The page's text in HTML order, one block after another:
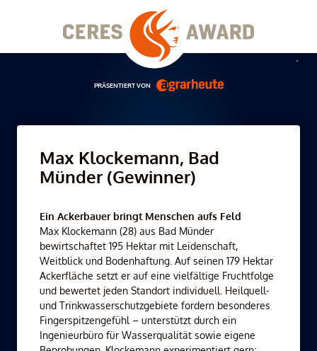
PRÄSENTIERT VON
Max Klockemann, Bad
Münder (Gewinner)
Ein Ackerbauer bringt Menschen aufs Feld
Max Klockemann (28) aus Bad Münder
bewirtschaftet 195 Hektar mit Leidenschaft,
Weitblick und Bodenhaftung. Auf seinen 179 Hektar
Ackerfläche setzt er auf eine vielfältige Fruchtfolge
und bewertet jeden Standort individuell. Heilquell-
und Trinkwasserschutzgebiete fordern besonderes
Fingerspitzengefühl – unterstützt durch ein
Ingenieurbüro für Wasserqualität sowie eigene